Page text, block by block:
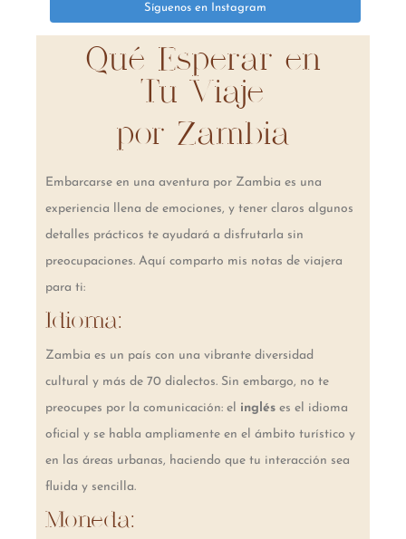
Síguenos en Instagram
Qué Esperar en
Tu Viaje
por Zambia
Embarcarse en una aventura por Zambia es una
experiencia llena de emociones, y tener claros algunos
detalles prácticos te ayudará a disfrutarla sin
preocupaciones. Aquí comparto mis notas de viajera
para ti:
Idioma:
Zambia es un país con una vibrante diversidad
cultural y más de 70 dialectos. Sin embargo, no te
preocupes por la comunicación: el inglés es el idioma
oficial y se habla ampliamente en el ámbito turístico y
en las áreas urbanas, haciendo que tu interacción sea
fluida y sencilla.
Moneda: